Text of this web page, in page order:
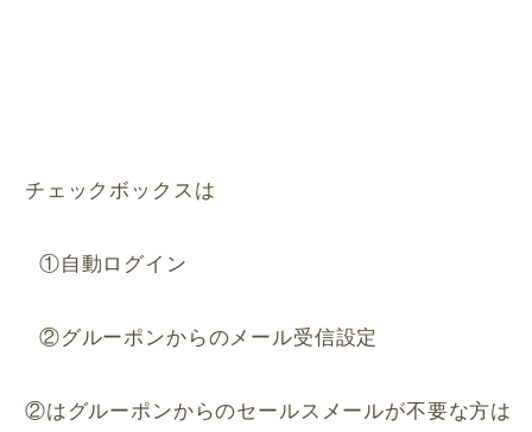
チェックボックスは
①自動ログイン
②グルーポンからのメール受信設定
②はグルーポンからのセールスメールが不要な方は